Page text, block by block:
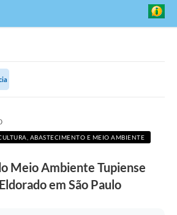
ABASTECIMENTO E MEIO AMBIENTE
Meio Ambiente Tupiense
em São Paulo